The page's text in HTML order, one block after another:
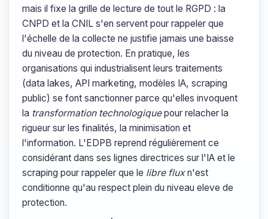
mais il fixe la grille de lecture de tout le RGPD : la
CNPD et la CNIL s'en servent pour rappeler que
l'échelle de la collecte ne justifie jamais une baisse
du niveau de protection. En pratique, les
organisations qui industrialisent leurs traitements
(data lakes, API marketing, modèles IA, scraping
public) se font sanctionner parce qu'elles invoquent
la transformation technologiquepour relacher la
rigueur sur les finalités, la minimisation et
l'information. L'EDPB reprend régulièrement ce
considérant dans ses lignes directrices sur l'IA et le
scraping pour rappeler que le libre fluxn'est
conditionne qu'au respect plein du niveau eleve de
protection.